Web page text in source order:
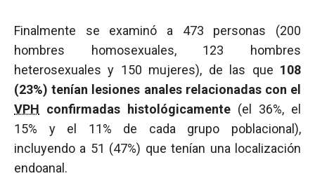
Finalmente se examinó a 473 personas (200
hombres homosexuales, 123 hombres
heterosexuales y 150 mujeres), de las que 108
(23%) tenían lesiones anales relacionadas con el
VPH confirmadas histológicamente (el 36%, el
15% y el 11% de cada grupo poblacional),
incluyendo a 51 (47%) que tenían una localización
endoanal.